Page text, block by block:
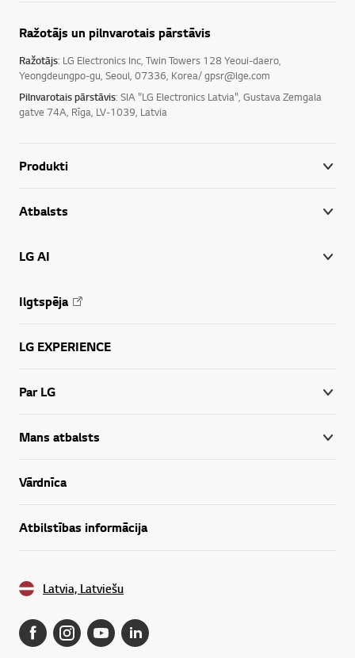
Ražotājs un pilnvarotais pārstāvis
Ražotājs: LG Electronics Inc, Twin Towers 128 Yeoui-daero,
Yeongdeungpo-gu, Seoul, 07336, Korea/ gpsr@lge.com
Pilnvarotais pārstāvis: SIA "LG Electronics Latvia", Gustava Zemgala
gatve 74A, Rīga, LV-1039, Latvia
Produkti
Atbalsts
LG AI
Ilgtspēja
LG EXPERIENCE
Par LG
Mans atbalsts
Vārdnīca
Atbilstības informācija
Latvia, Latviešu